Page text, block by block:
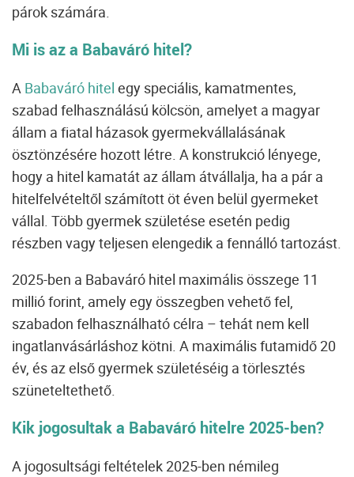
párok számára.
Mi is az a Babaváró hitel?
A Babaváró hitel egy speciális, kamatmentes,
szabad felhasználású kölcsön, amelyet a magyar
állam a fiatal házasok gyermekvállalásának
ösztönzésére hozott létre. A konstrukció lényege,
hogy a hitel kamatát az állam átvállalja, ha a pár a
hitelfelvételtől számított öt éven belül gyermeket
vállal. Több gyermek születése esetén pedig
részben vagy teljesen elengedik a fennálló tartozást.
2025-ben a Babaváró hitel maximális összege 11
millió forint, amely egy összegben vehető fel,
szabadon felhasználható célra – tehát nem kell
ingatlanvásárláshoz kötni. A maximális futamidő 20
év, és az első gyermek születéséig a törlesztés
szüneteltethető.
Kik jogosultak a Babaváró hitelre 2025-ben?
A jogosultsági feltételek 2025-ben némileg